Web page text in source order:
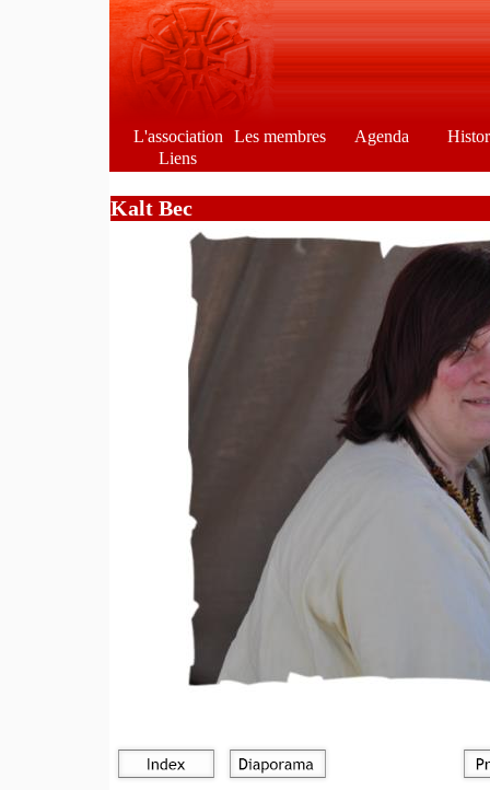
L'association Les membres Agenda
Liens
Kalt Bec